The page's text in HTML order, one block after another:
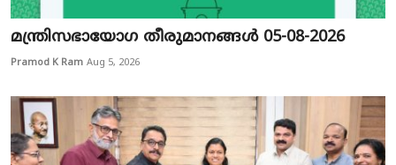
മന്ത്രിസഭായോഗ തീരുമാനങ്ങൾ 05-08-2026
Pramod K Ram Aug 5, 2026